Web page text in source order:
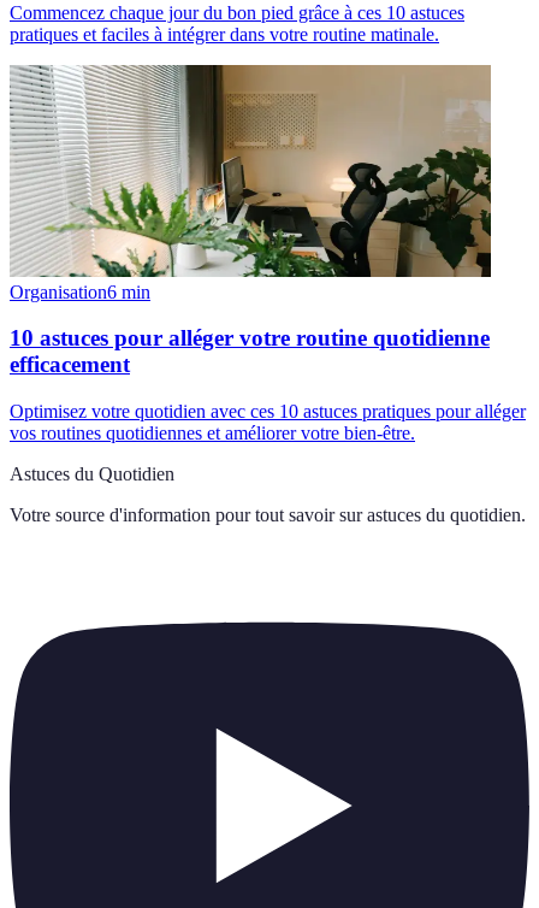
Commencez chaque jour du bon pied grâce à ces 10 astuces
pratiques et faciles à intégrer dans votre routine matinale.
Organisation6 min
10 astuces pour alléger votre routine quotidienne
efficacement
Optimisez votre quotidien avec ces 10 astuces pratiques pour alléger
vos routines quotidiennes et améliorer votre bien-être.
Astuces du Quotidien
Votre source d'information pour tout savoir sur astuces du quotidien.